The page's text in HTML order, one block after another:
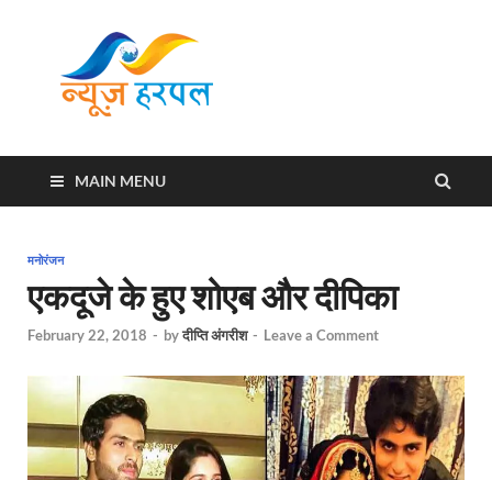
MAIN MENU
मनोरंजन
एकदूजे के हुए शोएब और दीपिका
February 22, 2018 - byदीप्ति अंगरीश - Leave a Comment